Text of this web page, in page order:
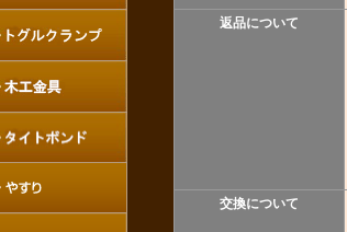
返品について
交換について